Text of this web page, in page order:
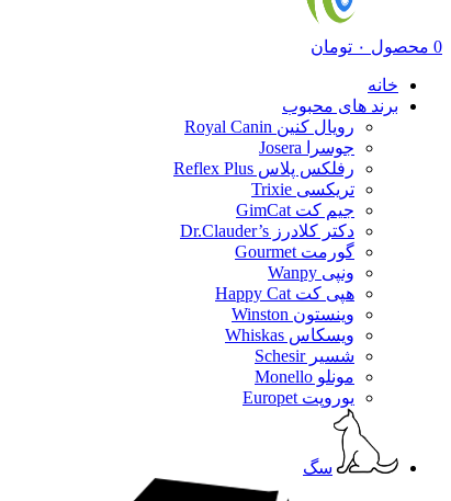
0 محصول ۰ تومان
خانه
برند های محبوب
رویال کنین Royal Canin
جوسرا Josera
رفلکس پلاس Reflex Plus
تریکسی Trixie
جیم کت GimCat
دکتر کلادرز Dr.Clauder’s
گورمت Gourmet
ونپی Wanpy
هپی کت Happy Cat
وینستون Winston
ویسکاس Whiskas
شسیر Schesir
مونلو Monello
یوروپت Europet
سگ